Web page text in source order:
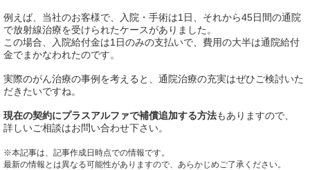
例えば、当社のお客様で、入院・手術は1日、それから45日間の通院
で放射線治療を受けられたケースがありました。
この場合、入院給付金は1日のみの支払いで、費用の大半は通院給付
金でまかなわれたのです。
実際のがん治療の事例を考えると、通院治療の充実はぜひご検討いた
だきたいですね。
現在の契約にプラスアルファで補償追加する方法もありますので、
詳しいご相談はお問い合わせ下さい。
※本記事は、記事作成日時点での情報です。
最新の情報とは異なる可能性がありますので、あらかじめご了承ください。